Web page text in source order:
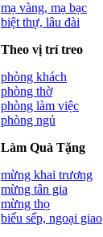
mạ vàng, mạ bạc
biệt thự, lâu đài
Theo vị trí treo
phòng khách
phòng thờ
phòng làm việc
phòng ngủ
Làm Quà Tặng
mừng khai trương
mừng tân gia
mừng thọ
biếu sếp, ngoại giao